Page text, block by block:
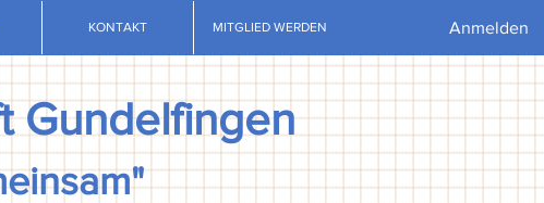
KONTAKT MITGLIED WERDEN Anmelden
Gundelfingen